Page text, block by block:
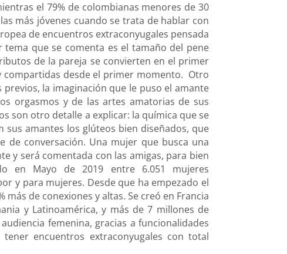
el 79% de colombianas menores de 30
más jóvenes cuando se trata de hablar con
de encuentros extraconyugales pensada
que se comenta es el tamaño del pene
de la pareja se convierten en el primer
compartidas desde el primer momento. Otro
la imaginación que le puso el amante
orgasmos y de las artes amatorias de sus
son otro detalle a explicar: la química que se
amantes los glúteos bien diseñados, que
de conversación. Una mujer que busca una
y será comentada con las amigas, para bien
en Mayo de 2019 entre 6.051 mujeres
y para mujeres. Desde que ha empezado el
de conexiones y altas. Se creó en Francia
y Latinoamérica, y más de 7 millones de
femenina, gracias a funcionalidades
encuentros extraconyugales con total